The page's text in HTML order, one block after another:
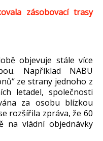
zásobovací trasy
ě objevuje stále více
Například NABU
ů“ ze strany jednoho z
ích letadel, společnosti
ána za osobu blízkou
rozšířila zpráva,že 60
ě na vládní objednávky